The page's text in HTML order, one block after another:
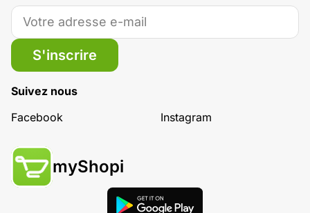
S'inscrire
Suivez nous
Facebook
Instagram
myShopi